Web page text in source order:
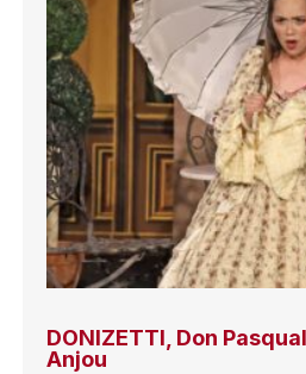
DONIZETTI, Don
Anjou